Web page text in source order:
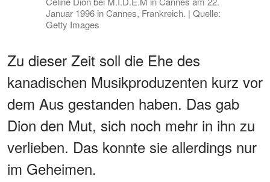
Januar 1996 in Cannes, Frankreich. | Quelle:
Getty Images
Zu dieser Zeit soll die Ehe des
kanadischen Musikproduzenten kurz vor
dem Aus gestanden haben. Das gab
Dion den Mut, sich noch mehr in ihn zu
verlieben. Das konnte sie allerdings nur
im Geheimen.